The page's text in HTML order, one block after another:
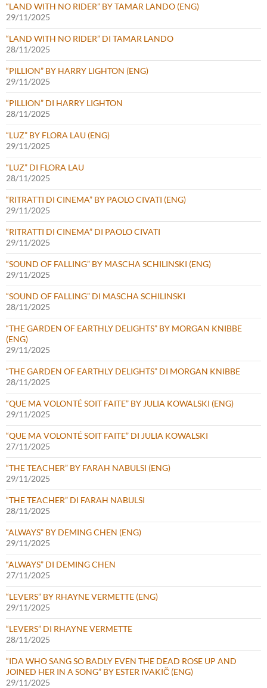
“LAND WITH NO RIDER” BY TAMAR LANDO (ENG)
29/11/2025
“LAND WITH NO RIDER” DI TAMAR LANDO
28/11/2025
“PILLION” BY HARRY LIGHTON (ENG)
29/11/2025
“PILLION” DI HARRY LIGHTON
28/11/2025
“LUZ” BY FLORA LAU (ENG)
29/11/2025
“LUZ” DI FLORA LAU
28/11/2025
“RITRATTI DI CINEMA” BY PAOLO CIVATI (ENG)
29/11/2025
“RITRATTI DI CINEMA” DI PAOLO CIVATI
29/11/2025
“SOUND OF FALLING” BY MASCHA SCHILINSKI (ENG)
29/11/2025
“SOUND OF FALLING” DI MASCHA SCHILINSKI
28/11/2025
“THE GARDEN OF EARTHLY DELIGHTS” BY MORGAN KNIBBE
(ENG)
29/11/2025
“THE GARDEN OF EARTHLY DELIGHTS” DI MORGAN KNIBBE
28/11/2025
“QUE MA VOLONTÉ SOIT FAITE” BY JULIA KOWALSKI (ENG)
29/11/2025
“QUE MA VOLONTÉ SOIT FAITE” DI JULIA KOWALSKI
27/11/2025
“THE TEACHER” BY FARAH NABULSI (ENG)
29/11/2025
“THE TEACHER” DI FARAH NABULSI
28/11/2025
“ALWAYS” BY DEMING CHEN (ENG)
29/11/2025
“ALWAYS” DI DEMING CHEN
27/11/2025
“LEVERS” BY RHAYNE VERMETTE (ENG)
29/11/2025
“LEVERS” DI RHAYNE VERMETTE
28/11/2025
“IDA WHO SANG SO BADLY EVEN THE DEAD ROSE UP AND
JOINED HER IN A SONG” BY ESTER IVAKIČ (ENG)
29/11/2025